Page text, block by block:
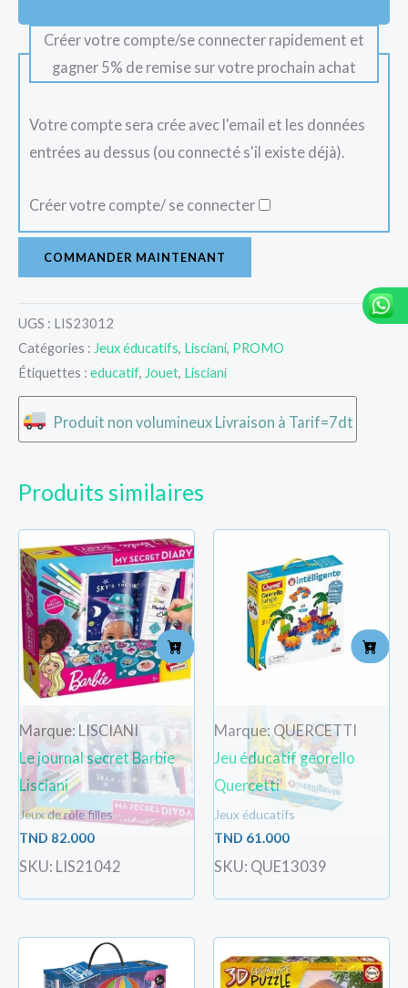
Créer votre compte/se connecter rapidement et
gagner 5% de remise sur votre prochain achat
Votre compte sera crée avec l'email et les données
entrées au dessus (ou connecté s'il existe déjà).
Créer votre compte/ se connecter
COMMANDER MAINTENANT
UGS : LIS23012
Catégories : Jeux éducatifs, Lisciani, PROMO
Étiquettes : educatif, Jouet, Lisciani
Produit non volumineux Livraison à Tarif=7dt
Produits similaires
Marque: LISCIANI
Le journal secret Barbie
Lisciani
Jeux de rôle filles
TND 82.000
SKU: LIS21042
Marque: QUERCETTI
Jeu éducatif georello
Quercetti
Jeux éducatifs
TND 61.000
SKU: QUE13039